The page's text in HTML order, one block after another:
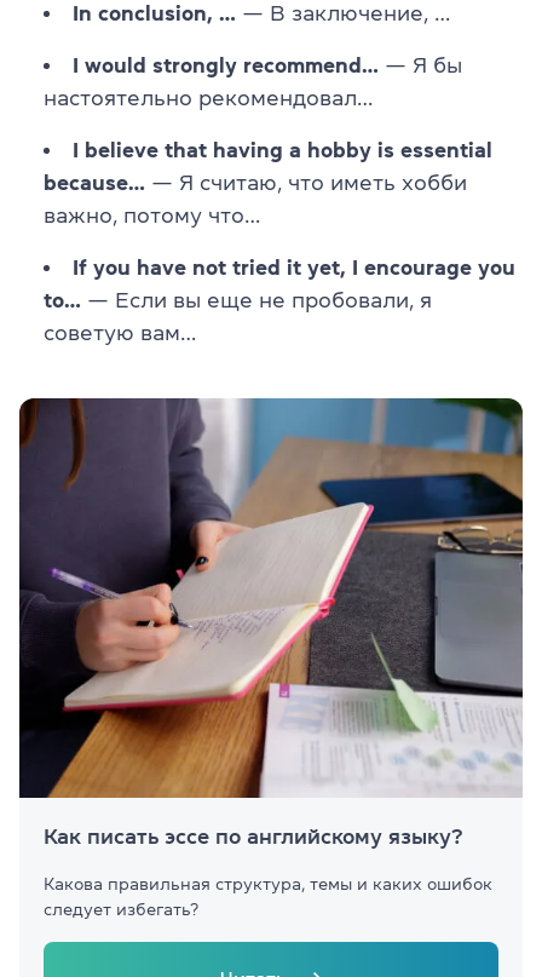
In conclusion, … — В заключение, …
I would strongly recommend… — Я бы
настоятельно рекомендовал…
I believe that having a hobby is essential
because… — Я считаю, что иметь хобби
важно, потому что…
If you have not tried it yet, I encourage you
to… — Если вы еще не пробовали, я
советую вам…
Как писать эссе по английскому языку?
Какова правильная структура, темы и каких ошибок
следует избегать?